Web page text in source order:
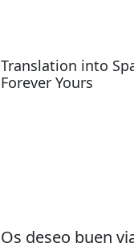
Translation into
Forever Yours
Os deseo buen